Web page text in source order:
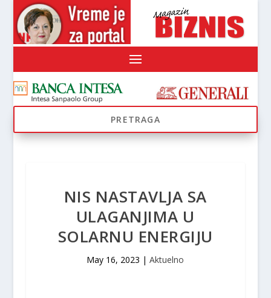
NIS NASTAVLJA SA
ULAGANJIMA U
SOLARNU ENERGIJU
May 16, 2023 |Aktuelno